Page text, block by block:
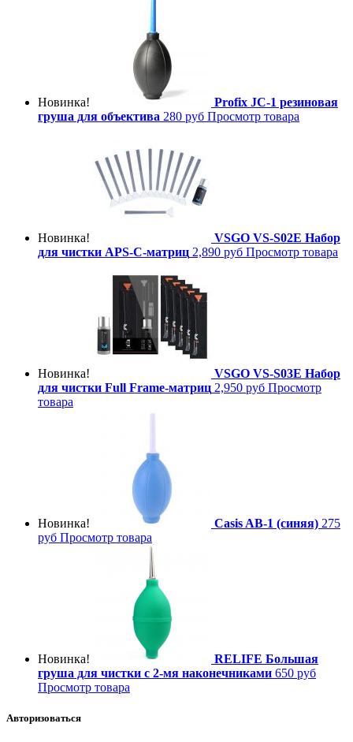
Новинка!
Profix JC-1 резиновая
груша для объектива 280 руб Просмотр товара
Новинка!
VSGO VS-S02E Набор
для чистки APS-C-матриц 2,890 руб Просмотр товара
Новинка!
VSGO VS-S03E Набор
для чистки Full Frame-матриц 2,950 руб Просмотр
товара
Новинка! Casis AB-1 (синяя) 275
руб Просмотр товара
Новинка!
RELIFE Большая
груша для чистки с 2-мя наконечниками 650 руб
Просмотр товара
Авторизоваться